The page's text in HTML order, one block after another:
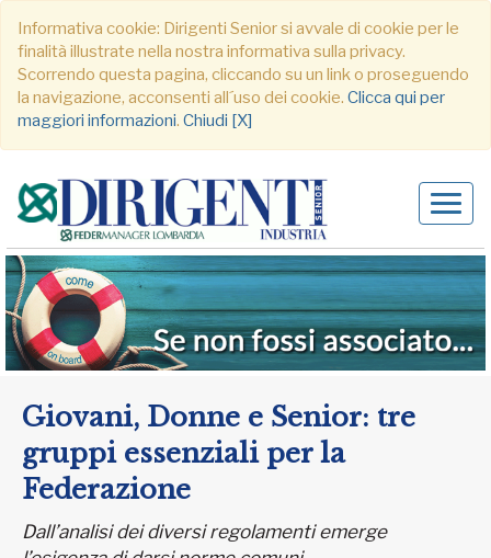
Informativa cookie: Dirigenti Senior si avvale di cookie per le
finalità illustrate nella nostra informativa sulla privacy.
Scorrendo questa pagina, cliccando su un link o proseguendo
la navigazione, acconsenti all´uso dei cookie. Clicca qui per
maggiori informazioni. Chiudi [X]
Giovani, Donne e Senior: tre
gruppi essenziali per la
Federazione
Dall’analisi dei diversi regolamenti emerge